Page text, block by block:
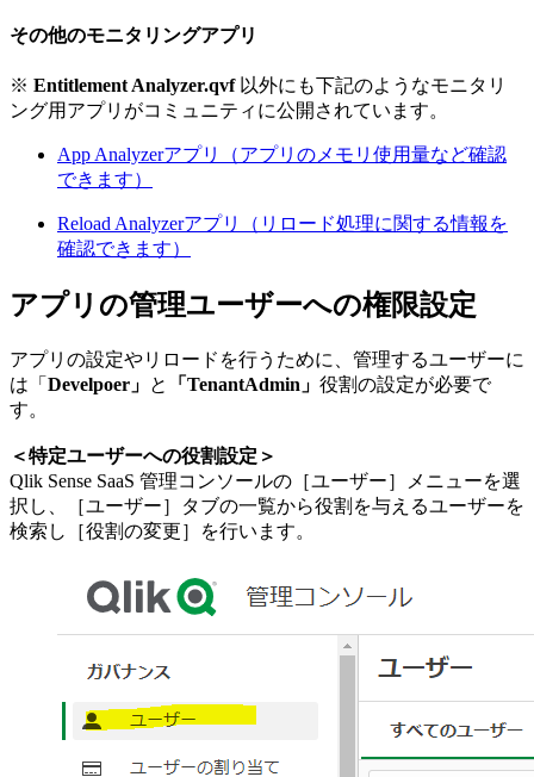
その他のモニタリングアプリ
※ Entitlement Analyzer.qvf 以外にも下記のようなモニタリ
ング用アプリがコミュニティに公開されています。
App Analyzerアプリ（アプリのメモリ使用量など確認
できます）
Reload Analyzerアプリ（リロード処理に関する情報を
確認できます）
アプリの管理ユーザーへの権限設定
アプリの設定やリロードを行うために、管理するユーザーに
は「 Develpoer」 と 「TenantAdmin」 役割の設定が必要で
す。
＜特定ユーザーへの役割設定＞
Qlik Sense SaaS 管理コンソールの［ユーザー］メニューを選
択し、［ユーザー］タブの一覧から役割を与えるユーザーを
検索し［役割の変更］を行います。